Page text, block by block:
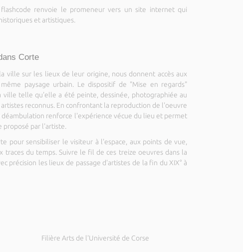
renvoie le promeneur vers un site internet qui
et artistiques.
Corte
ville sur les lieux de leur origine, nous donnent accès aux
paysage urbain. Le dispositif de "Mise en regards"
ville telle qu'elle a été peinte, dessinée, photographiée au
reconnus. En confrontant la reproduction de l'oeuvre
renforce l'expérience vécue du lieu et permet
par l'artiste.
pour sensibiliser le visiteur à l'espace, aux points de vue,
traces du temps. Suivre le fil de ces treize oeuvres dans la
précision les lieux de passage d'artistes de la fin du XIX° à
Filière Arts de l'Université de Corse